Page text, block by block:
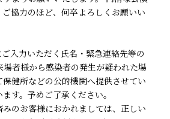
協力のほど、何卒よろしくお願いい
ご入力いただく氏名・緊急連絡先等の
者様から感染者の発生が疑われた場
健所などの公的機関へ提供させてい
す。予めご了承ください。
みのお客様におかれましては、正しい